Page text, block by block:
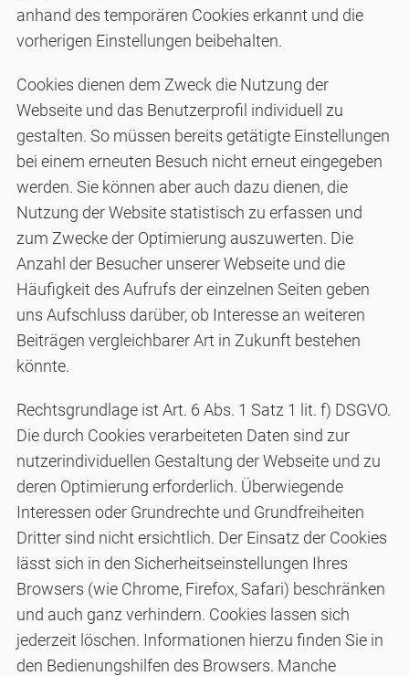
anhand des temporären Cookies erkannt und die
vorherigen Einstellungen beibehalten.
Cookies dienen dem Zweck die Nutzung der
Webseite und das Benutzerprofil individuell zu
gestalten. So müssen bereits getätigte Einstellungen
bei einem erneuten Besuch nicht erneut eingegeben
werden. Sie können aber auch dazu dienen, die
Nutzung der Website statistisch zu erfassen und
zum Zwecke der Optimierung auszuwerten. Die
Anzahl der Besucher unserer Webseite und die
Häufigkeit des Aufrufs der einzelnen Seiten geben
uns Aufschluss darüber, ob Interesse an weiteren
Beiträgen vergleichbarer Art in Zukunft bestehen
könnte.
Rechtsgrundlage ist Art. 6 Abs. 1 Satz 1 lit. f) DSGVO.
Die durch Cookies verarbeiteten Daten sind zur
nutzerindividuellen Gestaltung der Webseite und zu
deren Optimierung erforderlich. Überwiegende
Interessen oder Grundrechte und Grundfreiheiten
Dritter sind nicht ersichtlich. Der Einsatz der Cookies
lässt sich in den Sicherheitseinstellungen Ihres
Browsers (wie Chrome, Firefox, Safari) beschränken
und auch ganz verhindern. Cookies lassen sich
jederzeit löschen. Informationen hierzu finden Sie in
den Bedienungshilfen des Browsers. Manche